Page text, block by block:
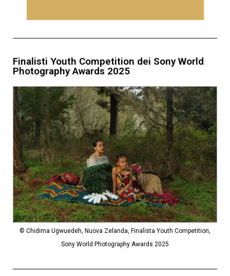
Finalisti Youth Competition dei Sony World
Photography Awards 2025
© Chidima Ugwuedeh, Nuova Zelanda, Finalista Youth Competition,
Sony World Photography Awards 2025